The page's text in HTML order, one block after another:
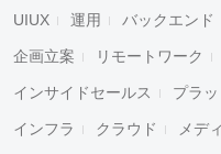
UIUX 運用 バックエンド
企画立案 リモートワーク
インサイドセールス プラ
インフラ クラウド メデ